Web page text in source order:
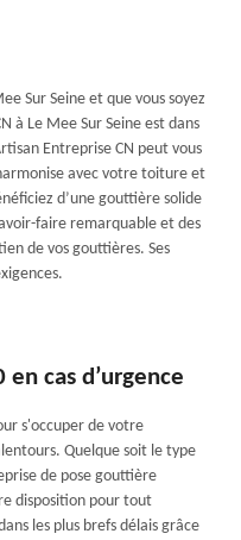
Sur Seine et que vous soyez
à Le Mee Sur Seine est dans
Entreprise CN peut vous
avec votre toiture et
d’une gouttière solide
faire remarquable et des
de vos gouttières. Ses
cas d’urgence
s'occuper de votre
Quelque soit le type
de pose gouttière
disposition pour tout
les plus brefs délais grâce